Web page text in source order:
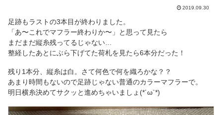
2019.09.30
足跡もラストの3本目が終わりました。
「あ〜これでマフラー終わりか〜」と思って見たら
まだまだ縦糸残ってるじゃない…
整経したあとにぶら下げてた荷札を見たら6本分だった！
残り1本分、縦糸は白。さて何色で何を織ろかな？？
あまり時間もないので足跡じゃない普通のカラーマフラーで。
明日横糸決めてサクッと進めちゃいましょ(*´ω`*)